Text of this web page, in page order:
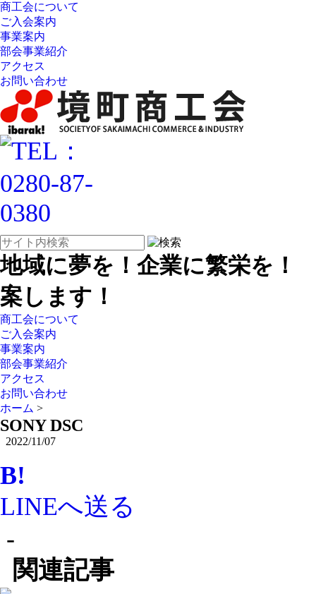
商工会について
ご入会案内
事業案内
部会事業紹介
アクセス
お問い合わせ
地域に夢を！企業に繁栄を
案します！
商工会について
ご入会案内
事業案内
部会事業紹介
アクセス
お問い合わせ
ホーム >
SONY DSC
2022/11/07
B!
LINEへ送る
-
関連記事